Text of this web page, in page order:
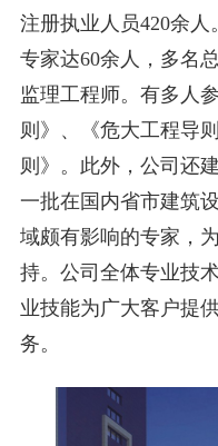
注册执业人员420余
专家达60余人，多名
监理工程师。有多人
则》、《危大工程导
则》。此外，公司还
一批在国内省市建筑
域颇有影响的专家，
持。公司全体专业技
业技能为广大客户提
务。